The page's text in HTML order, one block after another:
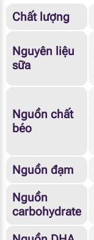
Chất lượng
Nguyên liệu
sữa
Nguồn chất
béo
Nguồn đạm
Nguồn
carbohydrate